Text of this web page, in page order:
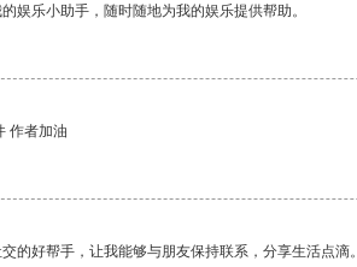
娱乐小助手，随时随地为我的娱乐提供帮助。
作者加油
的好帮手，让我能够与朋友保持联系，分享生活点滴。